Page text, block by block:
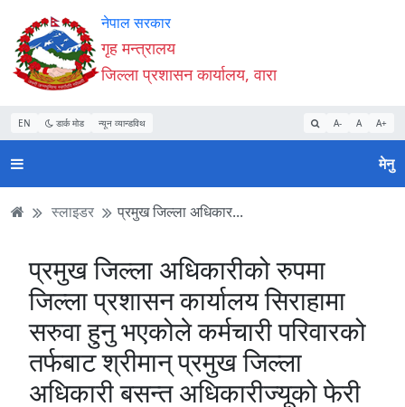
Accessibility
Mode
सुरु
गर्नुहोस्
सामाग्री
पढ्नुहाेस्
नेभिगेसन
पढ्नुहाेस्
वेबसाइट
खोजमा
जानुहोस्
नेपाल सरकार
गृह मन्त्रालय
जिल्ला प्रशासन कार्यालय, वारा
EN डार्क मोड न्यून व्यान्डविथ A- A A+
मेनु
स्लाइडर प्रमुख जिल्ला अधिकार...
प्रमुख जिल्ला अधिकारीको रुपमा
जिल्ला प्रशासन कार्यालय सिराहामा
सरुवा हुनु भएकोले कर्मचारी परिवारको
तर्फबाट श्रीमान् प्रमुख जिल्ला
अधिकारी बसन्त अधिकारीज्यूको फेरी